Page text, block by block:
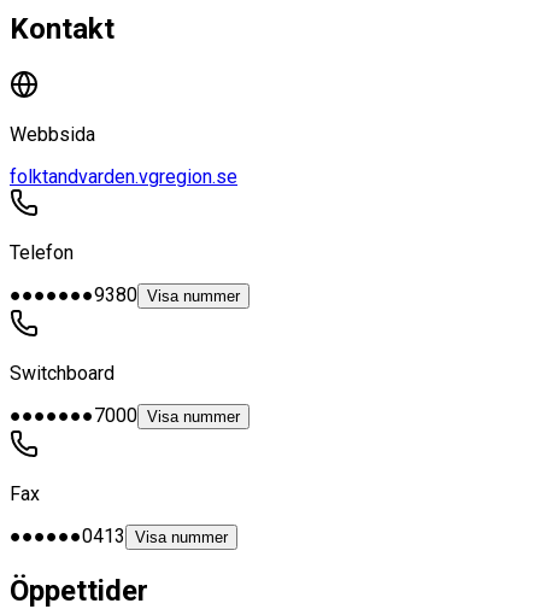
Kontakt
Webbsida
folktandvarden.vgregion.se
Telefon
●●●●●●●9380 Visa nummer
Switchboard
●●●●●●●7000 Visa nummer
Fax
●●●●●●0413
Visa nummer
Öppettider